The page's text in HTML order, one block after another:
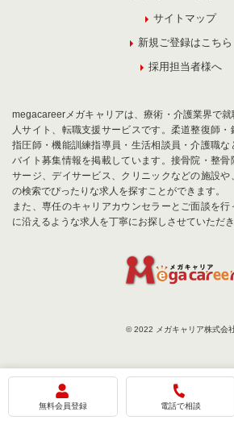
無料会員登録 電話で相談
サイトマップ
新規ご登録はこちら
採用担当者様へ
megacareerメガキャリアは、療術・介護業界で
人サイト、転職支援サービスです。柔道整復師
指圧師・機能訓練指導員・生活相談員・介護職
バイト募集情報を掲載しています。接骨院・整骨
サージ、デイサービス、クリニックなどの施設
の検索でぴったりな求人を探すことができます。
また、専任のキャリアカウンセラーとご面談を
に沿えるような求人を丁寧にお探しさせていただき
© 2022 メガキャリア株式会